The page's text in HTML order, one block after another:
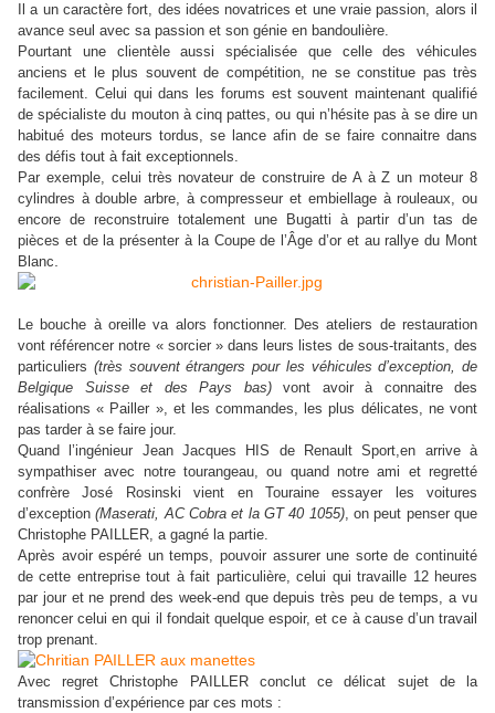
Il a un caractère fort, des idées novatrices et une vraie passion, alors il
avance seul avec sa passion et son génie en bandoulière.
Pourtant une clientèle aussi spécialisée que celle des véhicules
anciens et le plus souvent de compétition, ne se constitue pas très
facilement. Celui qui dans les forums est souvent maintenant qualifié
de spécialiste du mouton à cinq pattes, ou qui n’hésite pas à se dire un
habitué des moteurs tordus, se lance afin de se faire connaitre dans
des défis tout à fait exceptionnels.
Par exemple, celui très novateur de construire de A à Z un moteur 8
cylindres à double arbre, à compresseur et embiellage à rouleaux, ou
encore de reconstruire totalement une Bugatti à partir d’un tas de
pièces et de la présenter à la Coupe de l’Âge d’or et au rallye du Mont
Blanc
Le bouche à oreille va alors fonctionner. Des ateliers de restauration
vont référencer notre « sorcier » dans leurs listes de sous-traitants, des
particuliers (très souvent étrangers pour les véhicules d’exception, de
Belgique Suisse et des Pays bas)vont avoir à connaitre des
réalisations « Pailler », et les commandes, les plus délicates, ne vont
pas tarder à se faire jour.
Quand l’ingénieur Jean Jacques HIS de Renault Sport,en arrive à
sympathiser avec notre tourangeau, ou quand notre ami et regretté
confrère José Rosinski vient en Touraine essayer les voitures
d’exception(Maserati, AC Cobra et la GT 40 1055), on peut penser que
Christophe PAILLER, a gagné la partie.
Après avoir espéré un temps, pouvoir assurer une sorte de continuité
de cette entreprise tout à fait particulière, celui qui travaille 12 heures
par jour et ne prend des week-end que depuis très peu de temps, a vu
renoncer celui en qui il fondait quelque espoir, et ce à cause d’un travail
trop prenant.
Avec regret Christophe PAILLER conclut ce délicat sujet de la
transmission d’expérience par ces mots :